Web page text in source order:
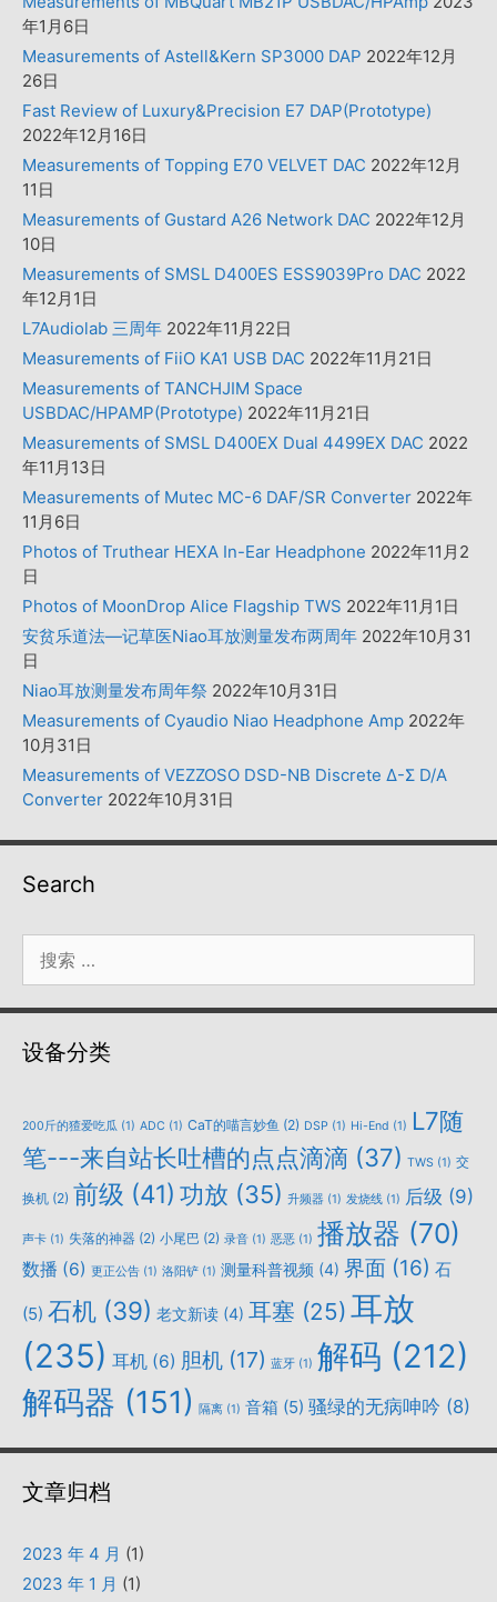
年1月6日
Measurements of Astell&Kern SP3000 DAP 2022年12月
26日
Fast Review of Luxury&Precision E7 DAP(Prototype)
2022年12月16日
Measurements of Topping E70 VELVET DAC 2022年12月
11日
Measurements of Gustard A26 Network DAC 2022年12月
10日
Measurements of SMSL D400ES ESS9039Pro DAC 2022
年12月1日
L7Audiolab 三周年 2022年11月22日
Measurements of FiiO KA1 USB DAC 2022年11月21日
Measurements of TANCHJIM Space
USBDAC/HPAMP(Prototype) 2022年11月21日
Measurements of SMSL D400EX Dual 4499EX DAC 2022
年11月13日
Measurements of Mutec MC-6 DAF/SR Converter 2022年
11月6日
Photos of Truthear HEXA In-Ear Headphone 2022年11月2
日
Photos of MoonDrop Alice Flagship TWS 2022年11月1日
安贫乐道法—记草医Niao耳放测量发布两周年 2022年10月31
日
Niao耳放测量发布周年祭 2022年10月31日
Measurements of Cyaudio Niao Headphone Amp 2022年
10月31日
Measurements of VEZZOSO DSD-NB Discrete Δ-Σ D/A
Converter 2022年10月31日
Search
索：
设备分类
200斤的猹爱吃瓜 (1) ADC (1) CaT的喵言妙鱼 (2) DSP (1) Hi-End (1) L7随
笔---来自站长吐槽的点点滴滴 (37) TWS (1) 交
换机 (2) 前级 (41) 功放 (35) 升频器 (1) 发烧线 (1) 后级 (9)
声卡 (1) 失落的神器 (2) 小尾巴 (2) 录音 (1) 恶恶 (1) 播放器 (70)
数播 (6) 更正公告 (1) 洛阳铲 (1) 测量科普视频 (4) 界面 (16) 石
(5) 石机 (39) 老文新读 (4) 耳塞 (25) 耳放
(235) 耳机 (6) 胆机 (17) 蓝牙 (1) 解码 (212)
解码器 (151) 隔离 (1) 音箱 (5) 骚绿的无病呻吟 (8)
文章归档
2023 年 4 月 (1)
2023 年 1 月 (1)